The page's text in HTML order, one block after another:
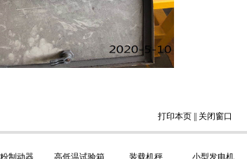
打印本页|| 关闭窗口
制动器 高低温试验箱 装载机秤 小型发电机